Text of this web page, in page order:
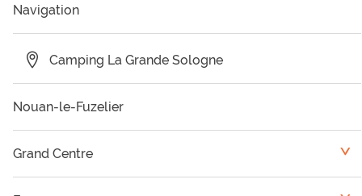
Navigation
Camping La Grande Sologne
Nouan-le-Fuzelier
Grand Centre <